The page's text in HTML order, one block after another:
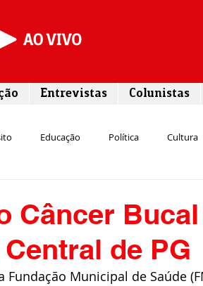
Entrevistas Colunistas
Educação Política Cultura
Empreendedorismo
Câncer
de PG
Municipal de Saúde